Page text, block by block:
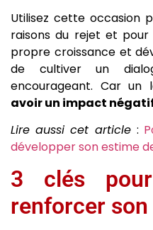
Utilisez cette occasion
raisons du rejet et
propre croissance et
de cultiver un
encourageant. Car un
avoir un impact
Lire aussi cet article :
développer son estime
3 clés
renforcer